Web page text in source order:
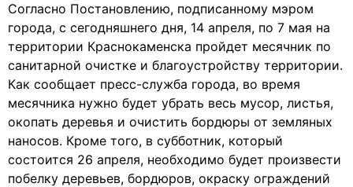
Согласно Постановлению, подписанному мэром
города, с сегодняшнего дня, 14 апреля, по 7 мая на
территории Краснокаменска пройдет месячник по
санитарной очистке и благоустройству территории.
Как сообщает пресс-служба города, во время
месячника нужно будет убрать весь мусор, листья,
окопать деревья и очистить бордюры от земляных
наносов. Кроме того, в субботник, который
состоится 26 апреля, необходимо будет произвести
побелку деревьев, бордюров, окраску ограждений